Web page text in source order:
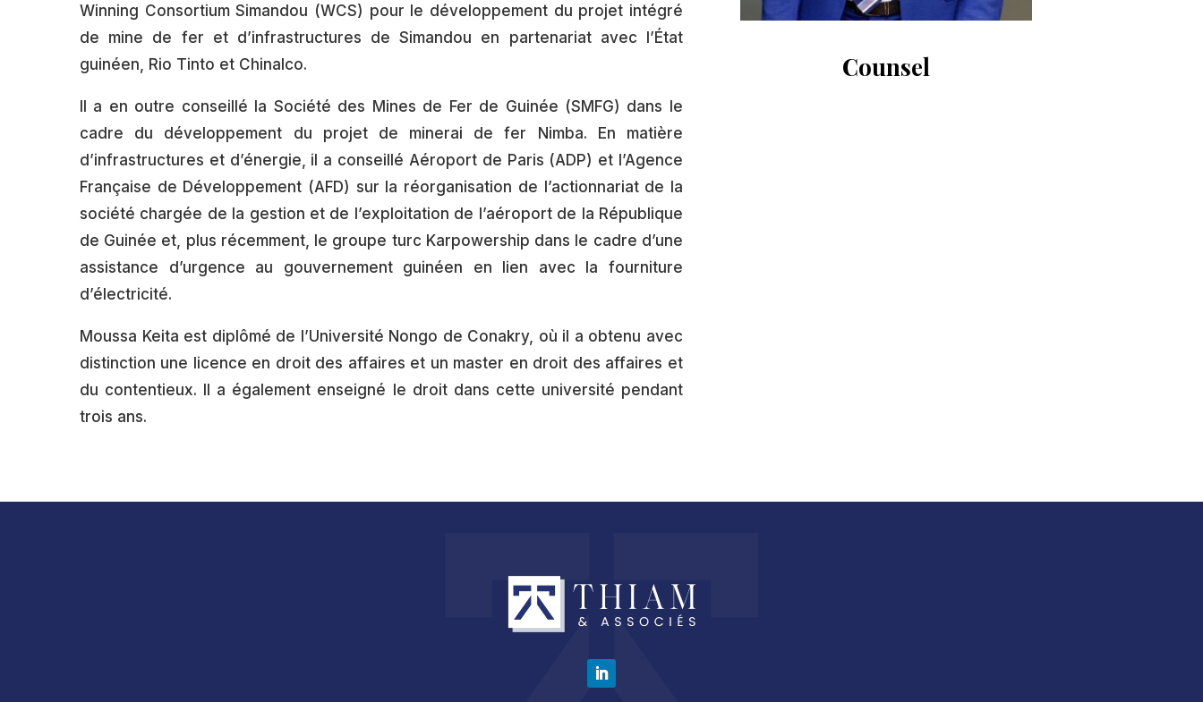
Winning Consortium Simandou (WCS) pour le développement du projet intégré
de mine de fer et d’infrastructures de Simandou en partenariat avec l’État
guinéen, Rio Tinto et Chinalco.
Il a en outre conseillé la Société des Mines de Fer de Guinée (SMFG) dans le
cadre du développement du projet de minerai de fer Nimba. En matière
d’infrastructures et d’énergie, il a conseillé Aéroport de Paris (ADP) et l’Agence
Française de Développement (AFD) sur la réorganisation de l’actionnariat de la
société chargée de la gestion et de l’exploitation de l’aéroport de la République
de Guinée et, plus récemment, le groupe turc Karpowership dans le cadre d’une
assistance d’urgence au gouvernement guinéen en lien avec la fourniture
d’électricité.
Moussa Keita est diplômé de l’Université Nongo de Conakry, où il a obtenu avec
distinction une licence en droit des affaires et un master en droit des affaires et
du contentieux. Il a également enseigné le droit dans cette université pendant
trois ans.
Counsel